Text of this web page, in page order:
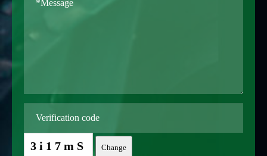
3i17mS Change